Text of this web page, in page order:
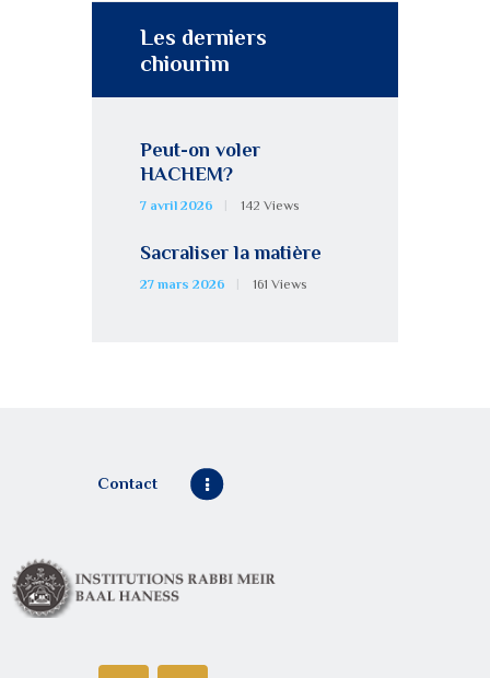
Les derniers
chiourim
Peut-on voler
HACHEM?
7 avril 2026 142 Views
Sacraliser la matière
27 mars 2026 161 Views
Contact